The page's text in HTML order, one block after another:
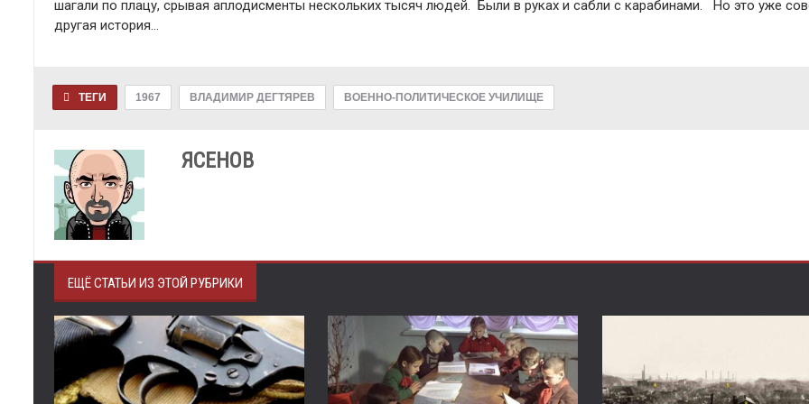
шагали по плацу, срывая аплодисменты нескольких тысяч людей. Были в руках и сабли с карабинами. Но это уже
другая история…
ТЕГИ 1967 ВЛАДИМИР ДЕГТЯРЕВ ВОЕННО-ПОЛИТИЧЕСКОЕ УЧИЛИЩЕ
ЯСЕНОВ
ЕЩЁ СТАТЬИ ИЗ ЭТОЙ РУБРИКИ